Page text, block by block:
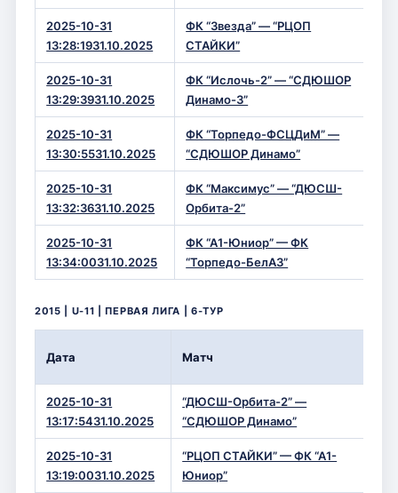
2025-10-31
13:28:1931.10.2025
ФК “Звезда” — “РЦОП
СТАЙКИ”
2025-10-31
13:29:3931.10.2025
ФК “Ислочь-2” — “СДЮШОР
Динамо-3”
2025-10-31
13:30:5531.10.2025
ФК “Торпедо-ФСЦДиМ” —
“СДЮШОР Динамо”
2025-10-31
13:32:3631.10.2025
ФК “Максимус” — “ДЮСШ-
Орбита-2”
2025-10-31
13:34:0031.10.2025
ФК “А1-Юниор” — ФК
“Торпедо-БелАЗ”
2015 | U-11 | ПЕРВАЯ ЛИГА | 6-ТУР
Дата Матч
2025-10-31
13:17:5431.10.2025
“ДЮСШ-Орбита-2” —
“СДЮШОР Динамо”
2025-10-31
13:19:0031.10.2025
“РЦОП СТАЙКИ” — ФК “А1-
Юниор”